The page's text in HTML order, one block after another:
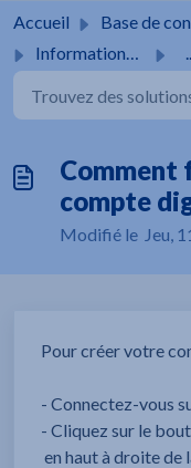
Accueil Base de connaissances
Informations générales
Comment
compte
Modifié le Jeu,
Pour créer votre
- Connectez-vous
- Cliquez sur le
en haut à droite de